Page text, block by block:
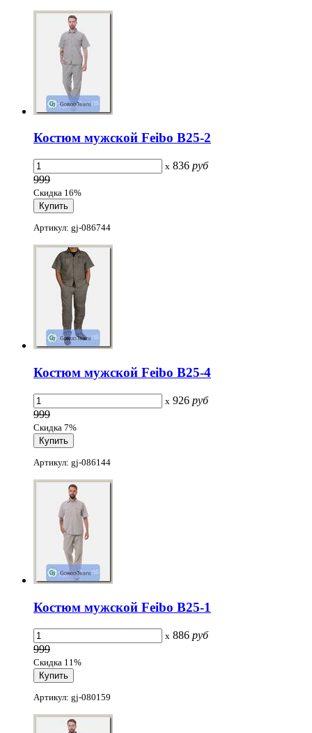
Костюм мужской Feibo B25-2
x 836 руб
999
Скидка 16%
Артикул: gj-086744
Костюм мужской Feibo B25-4
x 926 руб
999
Скидка 7%
Артикул: gj-086144
Костюм мужской Feibo B25-1
x 886 руб
999
Скидка 11%
Артикул: gj-080159